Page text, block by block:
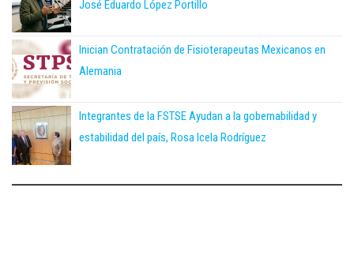
José Eduardo López Portillo
Inician Contratación de Fisioterapeutas Mexicanos en
Alemania
Integrantes de la FSTSE Ayudan a la gobernabilidad y
estabilidad del país, Rosa Icela Rodríguez